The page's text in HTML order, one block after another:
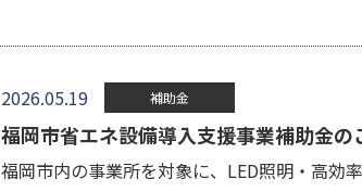
2026.05.19 補助金
福岡市省エネ設備導入支援事業補助金の
福岡市内の事業所を対象に、LED照明・高効